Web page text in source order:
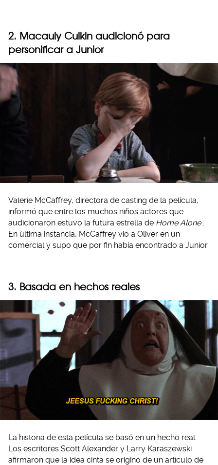
2. Macauly Culkin audicionó para
personificar a Junior
Valerie McCaffrey, directora de casting de la película,
informó que entre los muchos niños actores que
audicionaron estuvo la futura estrella de Home Alone .
En última instancia, McCaffrey vio a Oliver en un
comercial y supo que por fin había encontrado a Junior.
3. Basada en hechos reales
La historia de esta película se basó en un hecho real.
Los escritores Scott Alexander y Larry Karaszewski
afirmaron que la idea cinta se originó de un artículo de